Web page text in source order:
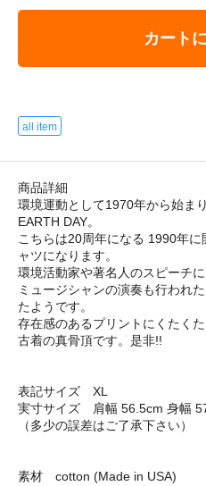
カート
all item
商品詳細
環境運動として1970年から始ま
EARTH DAY。
こちらは20周年になる 1990年
ャツになります。
環境活動家や著名人のスピーチ
ミュージシャンの演奏も行われ
たようです。
存在感のあるプリントにくたく
古着の真骨頂です。是非!!
表記サイズ XL
実寸サイズ 肩幅 56.5cm 身幅
（多少の誤差はご了承下さい）
素材 cotton (Made in USA)